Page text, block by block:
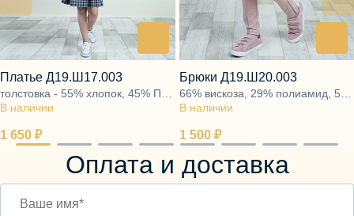
1 650 ₽
В наличии
Платье Д19.Ш17.003
толстовка - 55% хлопок, 45% ПЭ,
внутреннее платье - 100%
1 500 ₽
В наличии
Брюки Д19.Ш20.003
66% вискоза, 29% полиамид, 5%
эластан
Оплата и доставка